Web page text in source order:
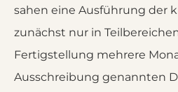
sahen eine Ausführung der
zunächst nur in
Fertigstellung mehrere
Ausschreibung genannten